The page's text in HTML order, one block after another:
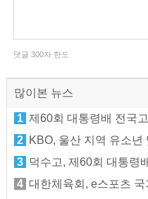
댓글 300자 한도
많이본 뉴스
1 제60회 대통령배 전국
2 KBO, 울산 지역 유소년
3 덕수고, 제60회 대통령
4 대한체육회, e스포츠 국